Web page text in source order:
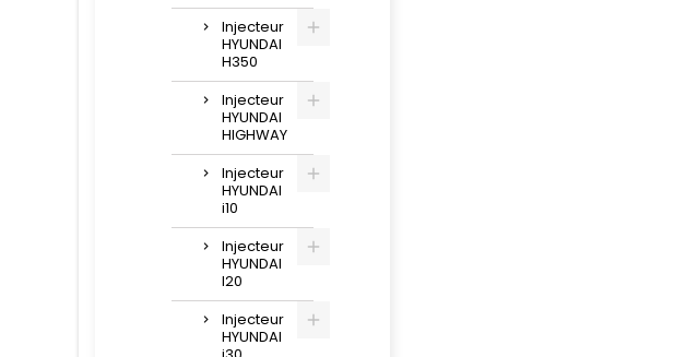
Injecteur
HYUNDAI
H350
Injecteur
HYUNDAI
HIGHWAY
Injecteur
HYUNDAI
i10
Injecteur
HYUNDAI
I20
Injecteur
HYUNDAI